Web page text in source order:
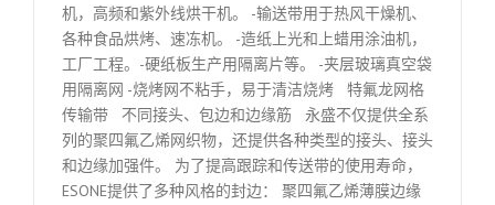
机，高频和紫外线烘干机。 -输送带用于热风干燥机、
各种食品烘烤、速冻机。 -造纸上光和上蜡用涂油机，
工厂工程。-硬纸板生产用隔离片等。 -夹层玻璃真空袋
用隔离网 -烧烤网不粘手，易于清洁烧烤 特氟龙网格
传输带 不同接头、包边和边缘筋 永盛不仅提供全系
列的聚四氟乙烯网织物，还提供各种类型的接头、接头
和边缘加强件。 为了提高跟踪和传送带的使用寿命，
ESONE提供了多种风格的封边： 聚四氟乙烯薄膜边缘